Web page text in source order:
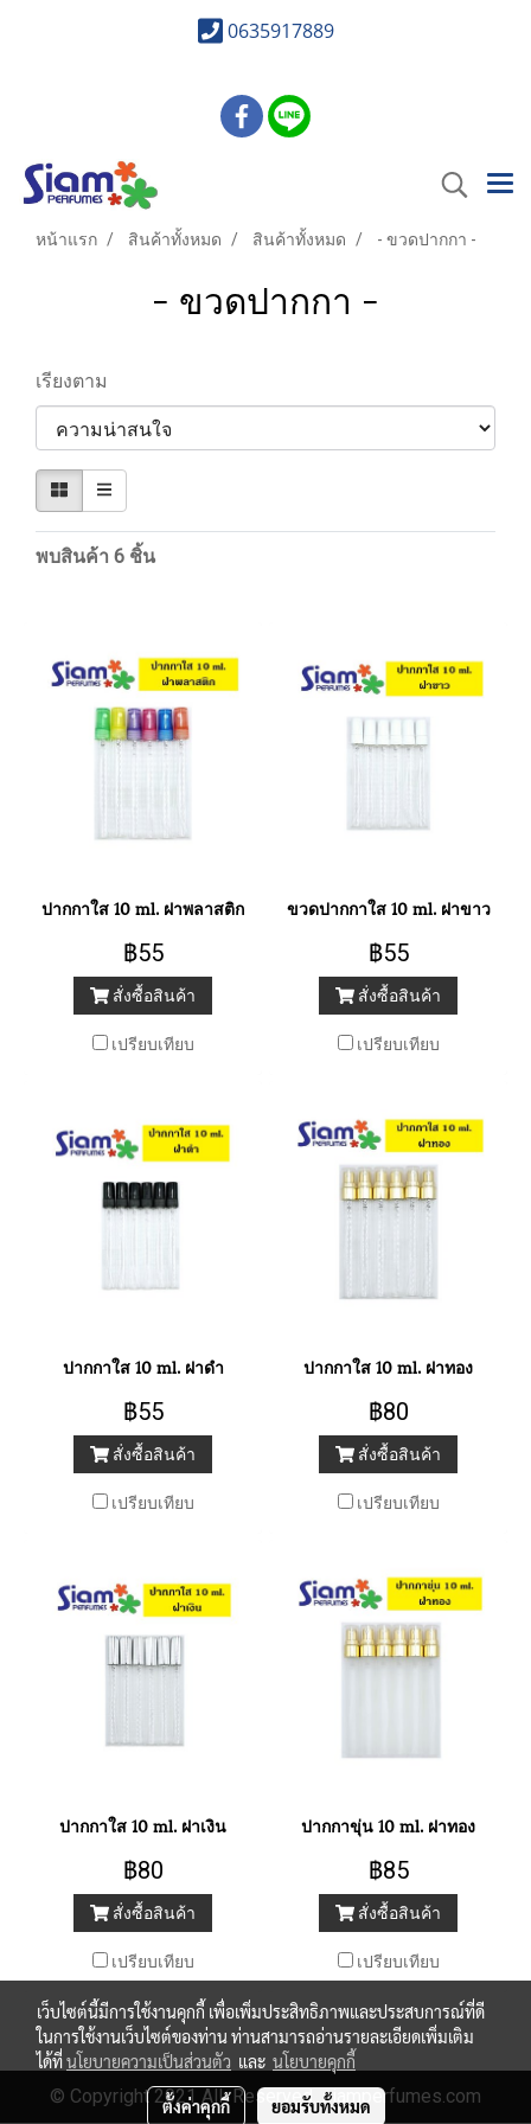
0635917889
หน้าแรก สินค้าทั้งหมด สินค้าทั้งหมด - ขวดปากกา -
- ขวดปากกา -
เรียงตาม
พบสินค้า 6 ชิ้น
ปากกาใส 10 ml. ฝาพลาสติก
฿55
สั่งซื้อสินค้า
เปรียบเทียบ
ขวดปากกาใส 10 ml. ฝาขาว
฿55
สั่งซื้อสินค้า
เปรียบเทียบ
ปากกาใส 10 ml. ฝาดำ
฿55
สั่งซื้อสินค้า
เปรียบเทียบ
ปากกาใส 10 ml. ฝาทอง
฿80
สั่งซื้อสินค้า
เปรียบเทียบ
ปากกาใส 10 ml. ฝาเงิน
฿80
สั่งซื้อสินค้า
เปรียบเทียบ
ปากกาขุ่น 10 ml. ฝาทอง
฿85
สั่งซื้อสินค้า
เปรียบเทียบ
© Copyright 2021 All Reserved. siamperfumes.com
เว็บไซต์นี้มีการใช้งานคุกกี้ เพื่อเพิ่มประสิทธิภาพและประสบการณ์ที่ดี
ในการใช้งานเว็บไซต์ของท่าน ท่านสามารถอ่านรายละเอียดเพิ่มเติม
ได้ที่นโยบายความเป็นส่วนตัว และ นโยบายคุกกี้
ตั้งค่าคุกกี้ ยอมรับทั้งหมด